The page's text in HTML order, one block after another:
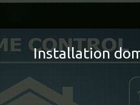
Installation